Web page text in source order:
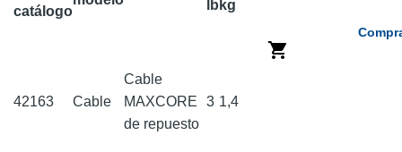
catálogo
lb kg
42163 Cable
Cable
MAXCORE
de repuesto
3 1,4